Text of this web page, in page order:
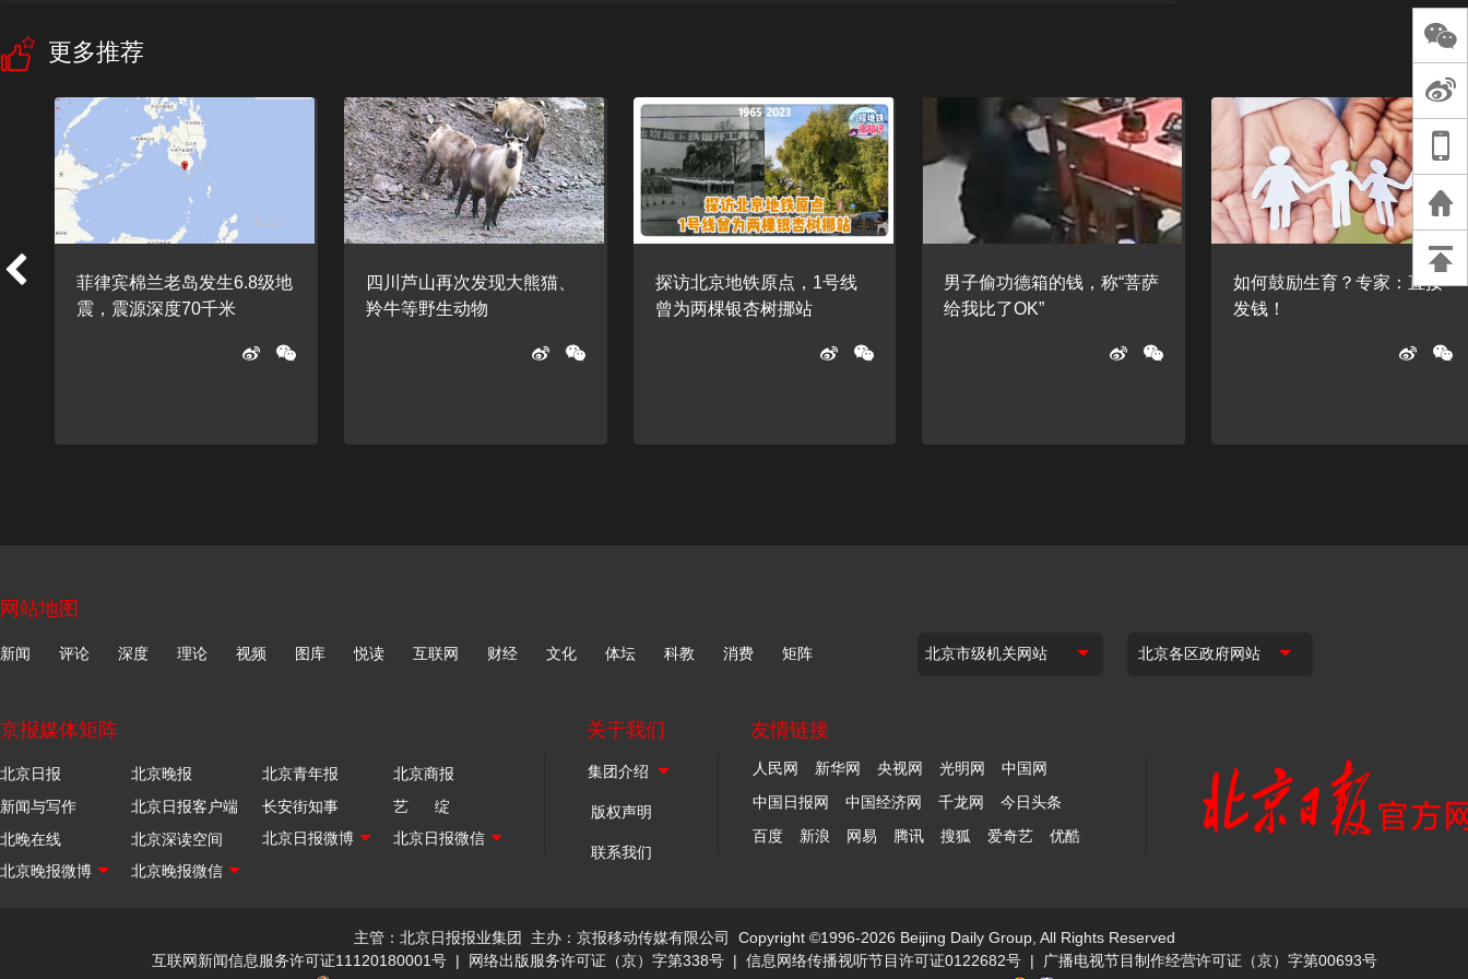
谈过去 谈谈未来
天桥艺术中心一
演出，国际项目
重庆一高校学生
死，官方通报：
刑案，网传遗体
等信息不实
更多推荐
菲律宾棉兰老岛发生6.8级地
震，震源深度70千米
四川芦山再次发现大熊猫、
羚牛等野生动物
探访北京地铁原点，1号线
曾为两棵银杏树挪站
男子偷功德箱的钱，称“菩萨
给我比了OK”
如何鼓励生育？专家：直接
发钱！
网站地图
新闻 评论 深度 理论 视频 图库 悦读 互联网 财经 文化 体坛 科教 消费 矩阵
京报媒体矩阵
北京日报 北京晚报 北京青年报
北京商报
新闻与写作
北京日报客户端 长安街知事
艺 绽
北晚在线
北京深读空间
关于我们
版权声明
联系我们
友情链接
人民网 新华网 央视网 光明网
中国网
中国日报网
中国经济网 千龙网
今日头条
百度
新浪 网易 腾讯 搜狐 爱奇艺 优酷
主管：北京日报报业集团 主办：京报移动传媒有限公司
Copyright ©1996-2026 Beijing Daily Group, All Rights Reserved
互联网新闻信息服务许可证11120180001号 | 网络出版服务许可证（京）字第338号 | 信息网络传播视听节目许可证0122682号 |
广播电视节目制作经营许可证（京）字第00693号